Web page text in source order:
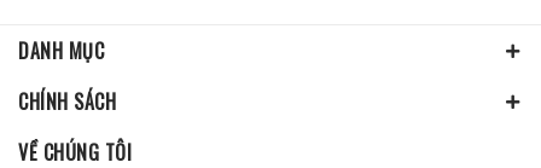
DANH MỤC
CHÍNH SÁCH
VỀ CHÚNG TÔI